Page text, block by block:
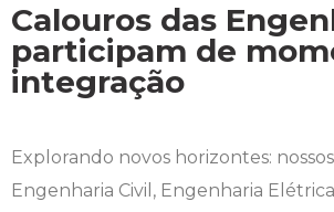
Calouros das
participam de
integração
Explorando novos horizontes:
Engenharia Civil, Engenharia
Infraestrutura
Editais
Biomedicina
Ciências Contábeis
Enfermagem
Atividades Complementares e
Biblioteca
Calendário de Provas
CPA
COLAP
Comitê de Ética em Pesquisa